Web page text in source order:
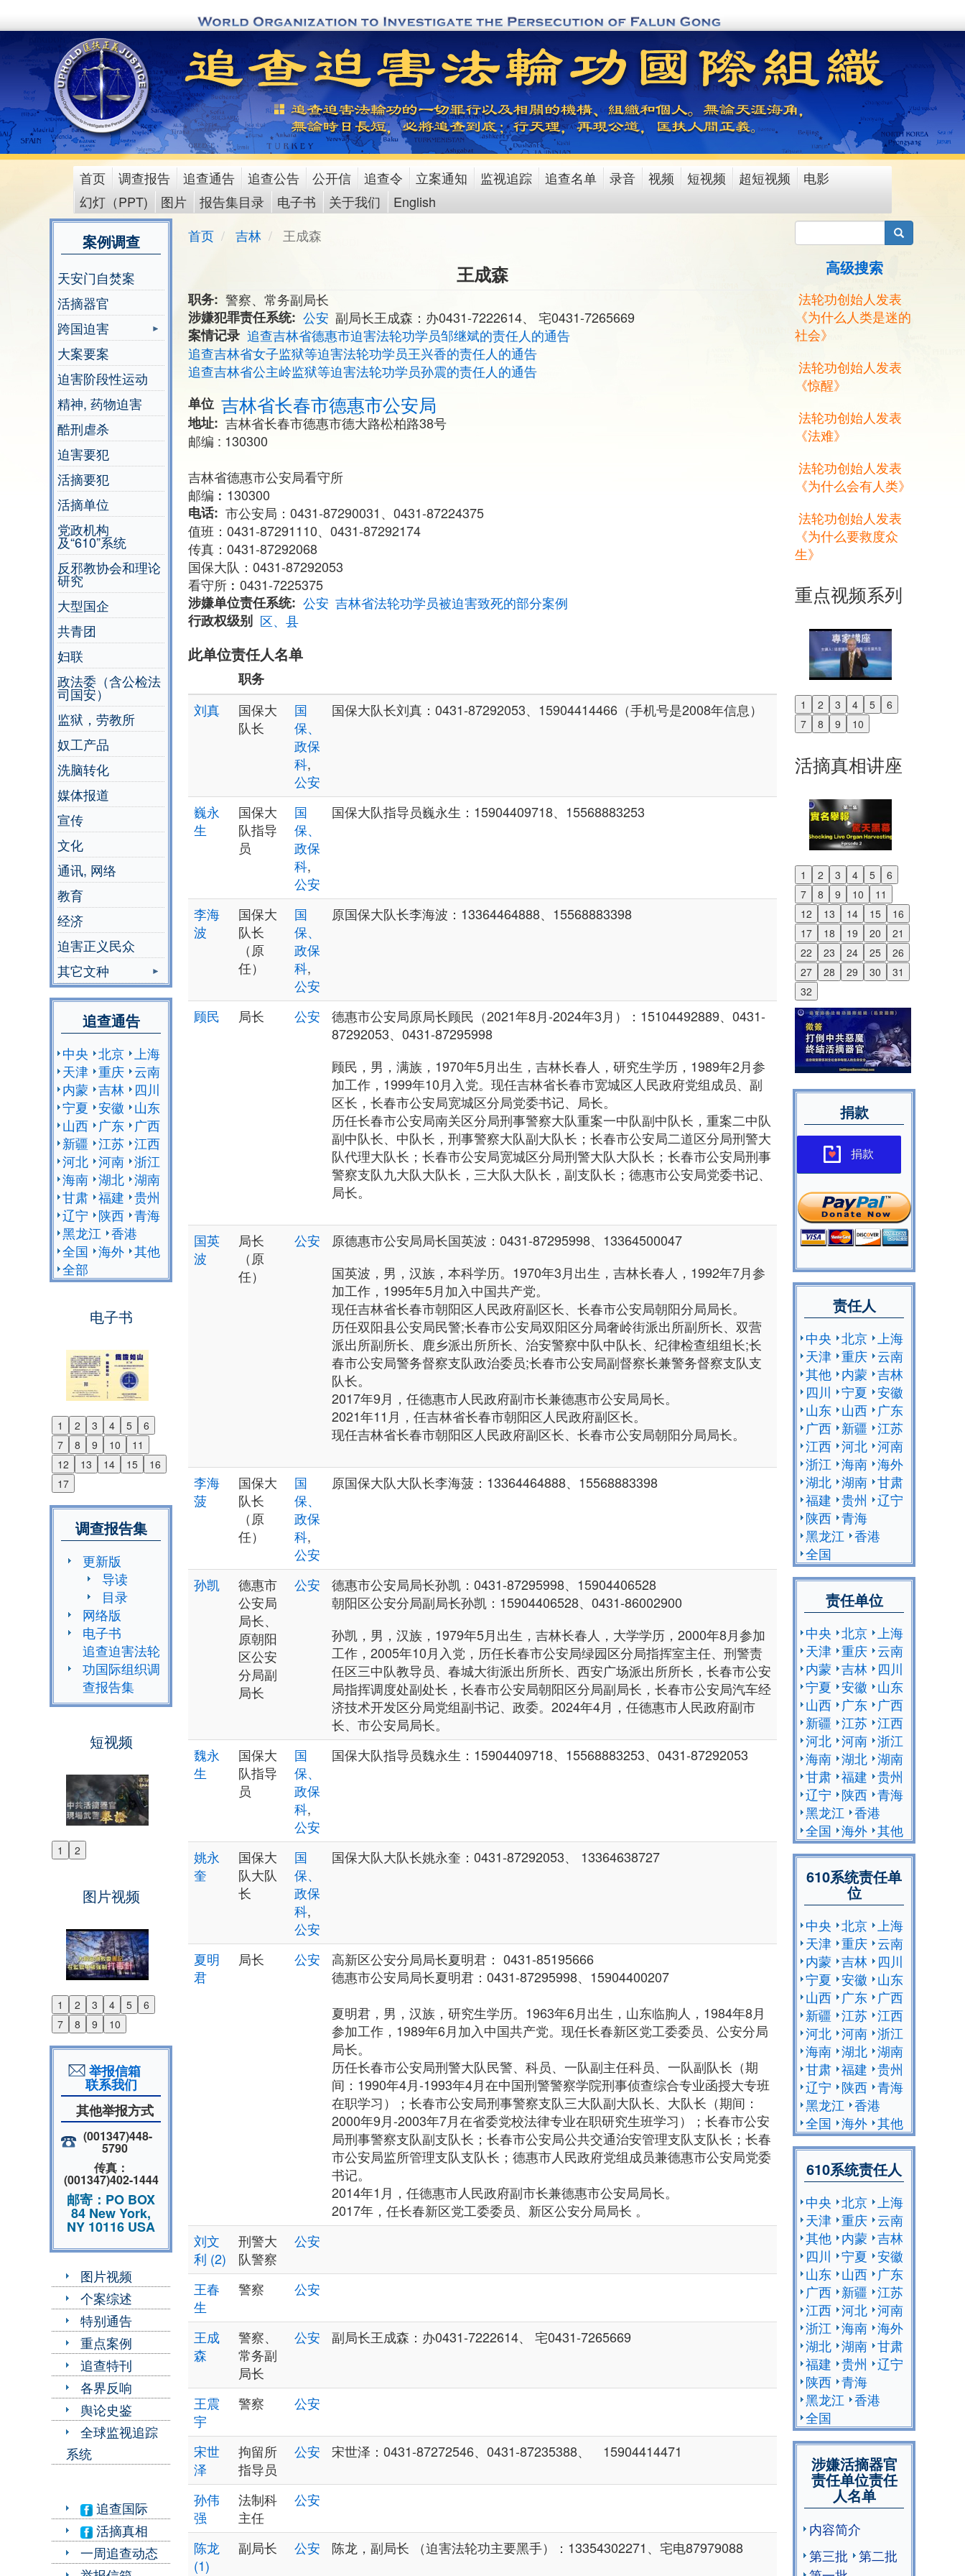
to
content
main
menu
首页 调查报告 追查通告 追查公告 公开信 追查令 立案通知 监视追踪 追查名单 录音 视频 短视频 超短视频
电影
幻灯（PPT)
图片 报告集目录 电子书 关于我们 English
案例调查
天安门自焚案
活摘器官
跨国迫害
大案要案
迫害阶段性运动
精神, 药物迫害
酷刑虐杀
迫害要犯
活摘要犯
活摘单位
党政机构
及“610”系统
反邪教协会和理论
研究
大型国企
共青团
妇联
政法委（含公检法
司国安）
监狱，劳教所
奴工产品
洗脑转化
媒体报道
宣传
文化
通讯, 网络
教育
经济
迫害正义民众
其它文种
追查通告
中央 北京 上海
天津 重庆 云南
内蒙 吉林
四川
宁夏 安徽
山东
山西
广东
广西
新疆 江苏 江西
河北 河南 浙江
海南 湖北 湖南
甘肃 福建 贵州
辽宁
陕西 青海
黑龙江 香港
全国 海外 其他
全部
电子书
1 2 3 4 5
6
7
8 9 10
11
12
13 14 15
16
17
Previous
Next
调查报告集
更新版
导读
目录
网络版
电子书
追查迫害法轮
功国际组织调
查报告集
短视频
1 2
Previous
图片视频
1 2 3 4 5
6
7
8 9 10
Previous
Next
举报信箱
联系我们
其他举报方式
(001347)448-
5790
传真：
(001347)402-1444
邮寄：PO BOX
84 New York,
NY 10116 USA
图片视频
个案综述
特别通告
重点案例
追查特刊
各界反响
舆论史鉴
全球监视追踪
系统
追查国际
活摘真相
一周追查动态
首页 吉林 王成森
王成森
职务
警察、常务副局长
涉嫌犯罪责任系统
公安 副局长王成森：办0431-7222614、 宅0431-7265669
案情记录 追查吉林省德惠市迫害法轮功学员邹继斌的责任人的通告
追查吉林省女子监狱等迫害法轮功学员王兴香的责任人的通告
追查吉林省公主岭监狱等迫害法轮功学员孙震的责任人的通告
单位 吉林省长春市德惠市公安局
地址
吉林省长春市德惠市德大路松柏路38号
邮编 : 130300
吉林省德惠市公安局看守所
邮编︰130300
电话
市公安局：0431-87290031、0431-87224375
值班：0431-87291110、0431-87292174
传真：0431-87292068
国保大队：0431-87292053
看守所︰0431-7225375
涉嫌单位责任系统
公安 吉林省法轮功学员被迫害致死的部分案例
行政权级别 区、县
此单位责任人名单
职务
刘真
国保大
队长
国
保、
政保
科,
公安
国保大队长刘真：0431-87292053、15904414466（手机号是2008年信息）
巍永
生
国保大
队指导
员
国
保、
政保
科,
公安
国保大队指导员巍永生：15904409718、15568883253
李海
波
国保大
队长
（原
任）
国
保、
政保
科,
公安
原国保大队长李海波：13364464888、15568883398
顾民 局长 公安
德惠市公安局原局长顾民（2021年8月-2024年3月）：15104492889、0431-
87292053、0431-87295998
顾民，男，满族，1970年5月出生，吉林长春人，研究生学历，1989年2月参
加工作，1999年10月入党。现任吉林省长春市宽城区人民政府党组成员、副
区长，长春市公安局宽城区分局党委书记、局长。
历任长春市公安局南关区分局刑事警察大队重案一中队副中队长，重案二中队
副中队长、中队长，刑事警察大队副大队长；长春市公安局二道区分局刑警大
队代理大队长；长春市公安局宽城区分局刑警大队大队长；长春市公安局刑事
警察支队九大队大队长，三大队大队长，副支队长；德惠市公安局党委书记、
局长。
国英
波
局长
（原
任）
公安
原德惠市公安局局长国英波：0431-87295998、13364500047
国英波，男，汉族，本科学历。1970年3月出生，吉林长春人，1992年7月参
加工作，1995年5月加入中国共产党。
现任吉林省长春市朝阳区人民政府副区长、长春市公安局朝阳分局局长。
历任双阳县公安局民警;长春市公安局双阳区分局奢岭街派出所副所长、双营
派出所副所长、鹿乡派出所所长、治安警察中队中队长、纪律检查组组长;长
春市公安局警务督察支队政治委员;长春市公安局副督察长兼警务督察支队支
队长。
2017年9月，任德惠市人民政府副市长兼德惠市公安局局长。
2021年11月，任吉林省长春市朝阳区人民政府副区长。
现任吉林省长春市朝阳区人民政府副区长、长春市公安局朝阳分局局长。
李海
菠
国保大
队长
（原
任）
国
保、
政保
科,
公安
原国保大队大队长李海菠：13364464888、15568883398
孙凯
德惠市
公安局
局长、
原朝阳
区公安
分局副
局长
公安
德惠市公安局局长孙凯：0431-87295998、15904406528
朝阳区公安分局副局长孙凯：15904406528、0431-86002900
孙凯，男，汉族，1979年5月出生，吉林长春人，大学学历，2000年8月参加
工作，2005年10月入党，历任长春市公安局绿园区分局指挥室主任、刑警责
任区三中队教导员、春城大街派出所所长、西安广场派出所所长，长春市公安
局指挥调度处副处长，长春市公安局朝阳区分局副局长，长春市公安局汽车经
济技术开发区分局党组副书记、政委。2024年4月，任德惠市人民政府副市
长、市公安局局长。
魏永
生
国保大
队指导
员
国
保、
政保
科,
公安
国保大队指导员魏永生：15904409718、15568883253、0431-87292053
姚永
奎
国保大
队大队
长
国
保、
政保
科,
公安
国保大队大队长姚永奎：0431-87292053、 13364638727
夏明
君
局长 公安
高新区公安分局局长夏明君： 0431-85195666
德惠市公安局局长夏明君：0431-87295998、15904400207
夏明君，男，汉族，研究生学历。1963年6月出生，山东临朐人，1984年8月
参加工作，1989年6月加入中国共产党。现任长春新区党工委委员、公安分局
局长。
历任长春市公安局刑警大队民警、科员、一队副主任科员、一队副队长（期
间：1990年4月-1993年4月在中国刑警警察学院刑事侦查综合专业函授大专班
在职学习）；长春市公安局刑事警察支队三大队副大队长、大队长（期间：
2000年9月-2003年7月在省委党校法律专业在职研究生班学习）；长春市公安
局刑事警察支队副支队长；长春市公安局公共交通治安管理支队支队长；长春
市公安局监所管理支队支队长；德惠市人民政府党组成员兼德惠市公安局党委
书记。
2014年1月，任德惠市人民政府副市长兼德惠市公安局局长。
2017年，任长春新区党工委委员、新区公安分局局长 。
刘文
利 (2)
刑警大
队警察
公安
王春
生
警察 公安
王成
森
警察、
常务副
局长
公安 副局长王成森：办0431-7222614、 宅0431-7265669
王震
宇
警察 公安
宋世
泽
拘留所
指导员
公安 宋世泽：0431-87272546、0431-87235388、 15904414471
孙伟
强
法制科
主任
公安
陈龙
(1)
副局长 公安 陈龙，副局长 （迫害法轮功主要黑手）：13354302271、宅电87979088
搜索
高级搜索
法轮功创始人发表
《为什么人类是迷的
社会》
法轮功创始人发表
《惊醒》
法轮功创始人发表
《法难》
法轮功创始人发表
《为什么会有人类》
法轮功创始人发表
《为什么要救度众
生》
重点视频系列
1 2 3 4 5
6
7
8 9 10
Previous
Next
活摘真相讲座
1 2 3 4 5
6
7
8 9 10
11
12
13 14 15
16
17
18 19 20
21
22
23 24 25
26
27
28 29 30
31
32
Previous
Next
捐款
捐款
责任人
中央 北京
上海
天津 重庆 云南
其他 内蒙 吉林
四川
宁夏 安徽
山东 山西
广东
广西 新疆 江苏
江西 河北 河南
浙江 海南 海外
湖北 湖南 甘肃
福建 贵州
辽宁
陕西 青海
黑龙江 香港
全国
责任单位
中央 北京
上海
天津 重庆 云南
内蒙 吉林
四川
宁夏 安徽
山东
山西
广东
广西
新疆 江苏 江西
河北 河南 浙江
海南 湖北 湖南
甘肃 福建 贵州
辽宁
陕西 青海
黑龙江 香港
全国 海外 其他
610系统责任单
位
中央 北京
上海
天津 重庆 云南
内蒙 吉林
四川
宁夏 安徽
山东
山西
广东
广西
新疆 江苏 江西
河北 河南 浙江
海南 湖北 湖南
甘肃 福建 贵州
辽宁
陕西 青海
黑龙江 香港
全国 海外 其他
610系统责任人
中央 北京
上海
天津 重庆 云南
其他 内蒙 吉林
四川
宁夏 安徽
山东 山西
广东
广西 新疆 江苏
江西 河北 河南
浙江 海南 海外
湖北 湖南 甘肃
福建 贵州
辽宁
陕西 青海
黑龙江 香港
全国
涉嫌活摘器官
责任单位责任
人名单
内容简介
第三批
第二批